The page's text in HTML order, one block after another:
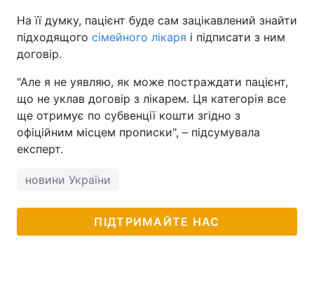
На її думку, пацієнт буде сам зацікавлений знайти
підходящого сімейного лікаря і підписати з ним
договір.
"Але я не уявляю, як може постраждати пацієнт,
що не уклав договір з лікарем. Ця категорія все
ще отримує по субвенції кошти згідно з
офіційним місцем прописки", – підсумувала
експерт.
новини України
ПІДТРИМАЙТЕ НАС